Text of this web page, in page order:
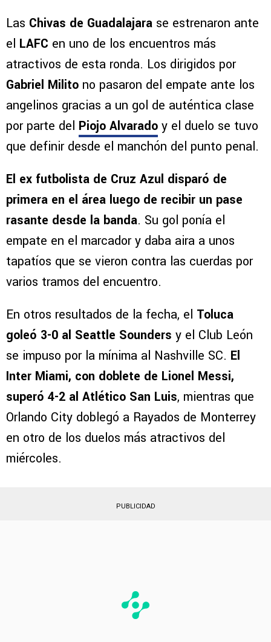
Las Chivas de Guadalajara se estrenaron ante
el LAFC en uno de los encuentros más
atractivos de esta ronda. Los dirigidos por
Gabriel Milito no pasaron del empate ante los
angelinos gracias a un gol de auténtica clase
por parte del Piojo Alvarado y el duelo se tuvo
que definir desde el manchón del punto penal.
El ex futbolista de Cruz Azul disparó de
primera en el área luego de recibir un pase
rasante desde la banda. Su gol ponía el
empate en el marcador y daba aira a unos
tapatíos que se vieron contra las cuerdas por
varios tramos del encuentro.
En otros resultados de la fecha, el Toluca
goleó 3-0 al Seattle Sounders y el Club León
se impuso por la mínima al Nashville SC. El
Inter Miami, con doblete de Lionel Messi,
superó 4-2 al Atlético San Luis, mientras que
Orlando City doblegó a Rayados de Monterrey
en otro de los duelos más atractivos del
miércoles.
PUBLICIDAD